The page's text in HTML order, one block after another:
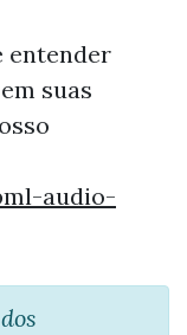
entender
suas
audio-